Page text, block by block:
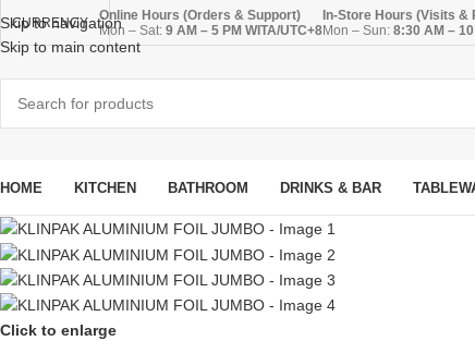
Skip to navigation
Skip to main content
CURRENCY
Online Hours (Orders & Support)
Mon – Sat: 9 AM – 5 PM WITA/UTC+8
In-Store Hours (Visits &
Mon – Sun: 8:30 AM –
HOME KITCHEN BATHROOM DRINKS & BAR
Click to enlarge